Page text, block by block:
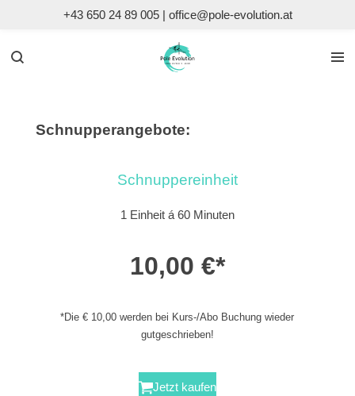
springen
+43 650 24 89 005 | office@pole-evolution.at
Schnupperangebote:
Schnuppereinheit
1 Einheit á 60 Minuten
10,00 €*
*Die € 10,00 werden bei Kurs-/Abo Buchung wieder
gutgeschrieben!
Jetzt kaufen